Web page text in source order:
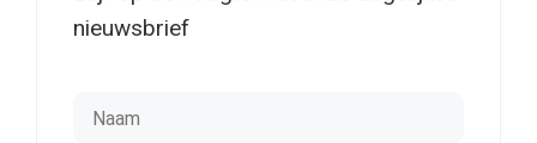
nieuwsbrief